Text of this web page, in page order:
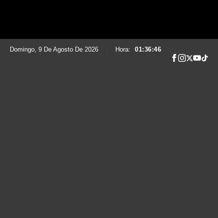
Domingo, 9 De Agosto De 2026 Hora: 01:36:48